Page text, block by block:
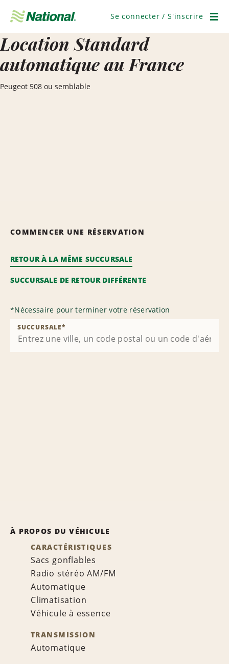
navigation
Se connecter / S'inscrire
Location Standard
automatique au France
Peugeot 508 ou semblable
COMMENCER UNE RÉSERVATION
RETOUR À LA MÊME SUCCURSALE
SUCCURSALE DE RETOUR DIFFÉRENTE
*Nécessaire pour terminer votre réservation
SUCCURSALE*
À PROPOS DU VÉHICULE
CARACTÉRISTIQUES
Sacs gonflables
Radio stéréo AM/FM
Automatique
Climatisation
Véhicule à essence
TRANSMISSION
Automatique